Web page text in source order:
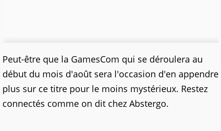
Peut-être que la GamesCom qui se déroulera au
début du mois d'août sera l'occasion d'en appendre
plus sur ce titre pour le moins mystérieux. Restez
connectés comme on dit chez Abstergo.